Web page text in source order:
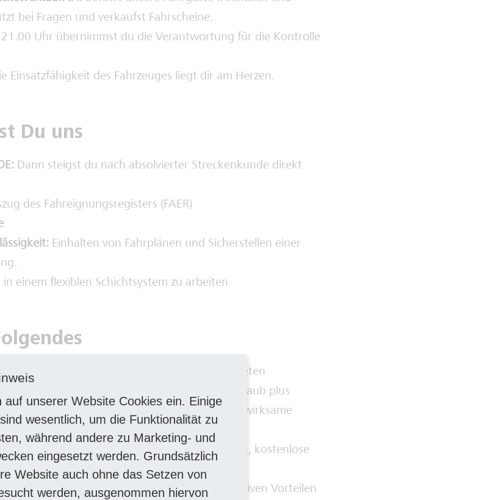
bei Fragen und verkaufst Fahrscheine.
Uhr übernimmst du die Verantwortung für die Kontrolle
Einsatzfähigkeit des Fahrzeuges liegt dir am Herzen.
Du uns
Dann steigst du nach absolvierter Streckenkunde direkt
des Fahreignungsregisters (FAER)
Einhalten von Fahrplänen und Sicherstellen einer
in einem flexiblen Schichtsystem zu arbeiten
Du kannst dich auf einen unbefristeten
TV-N NW, Jahressonderzahlungen, 30 Tage Urlaub plus
betriebliche Altersvorsorge und vermögenswirksame
& Familientickets, Tankgutschein, kostenlose
Angebote für Fahrräder & E-Bikes.
unserem Gesundheitsprogramm sowie exklusiven Vorteilen
auf unserer Website Cookies ein. Einige
wesentlich, um die Funktionalität zu
während andere zu Marketing- und
eingesetzt werden. Grundsätzlich
Website auch ohne das Setzen von
werden, ausgenommen hiervon